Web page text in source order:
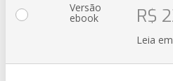
Versão
ebook R$
Leia